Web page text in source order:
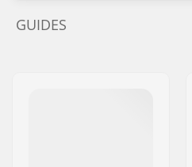
GUIDES